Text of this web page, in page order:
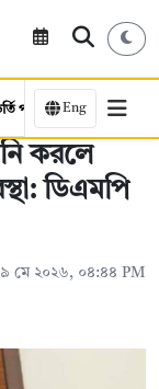
পরীক্ষা কর্মসংস্থান
Eng
করলে
ডিএমপি
মে ২০২৬, ০৪:৪৪ PM